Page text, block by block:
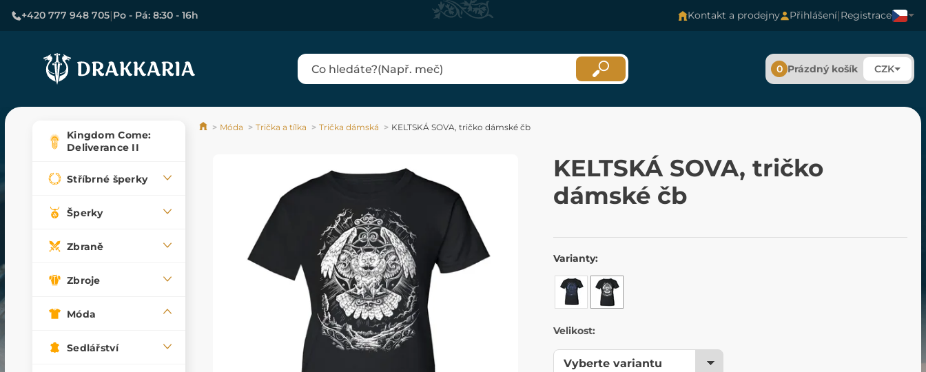
+420 777 948 705|Po - Pá: 8:30 - 16h Kontakt a prodejny Přihlášení|Registrace
0 Prázdný košík CZK
Kingdom Come:
Deliverance II
Stříbrné šperky
Šperky
Zbraně
Zbroje
Móda
Sedlářství
Móda Trička a tílka Trička dámská KELTSKÁ SOVA, tričko dámské čb
KELTSKÁ SOVA, tričko
dámské čb
Varianty:
Velikost: